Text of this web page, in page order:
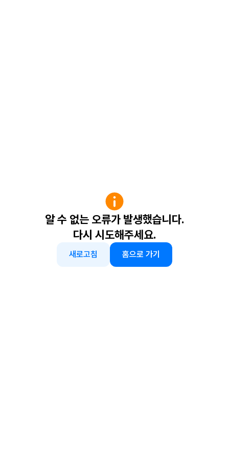
알 수 없는 오류가 발생했습니다.
다시 시도해주세요.
새로고침 홈으로 가기